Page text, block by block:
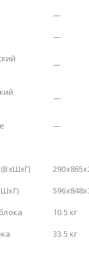
—
—
—
—
—
10.5 кг
33.5 кг